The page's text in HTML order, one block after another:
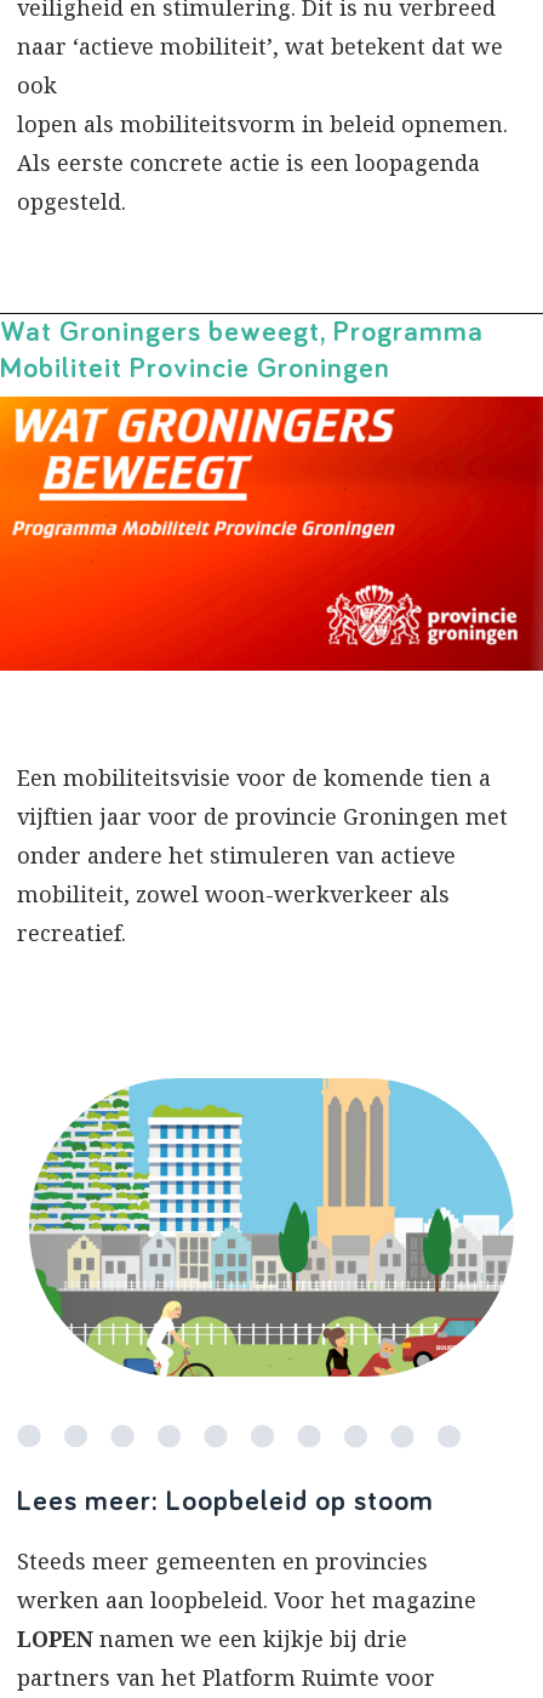
veiligheid en stimulering. Dit is nu verbreed
naar ‘actieve mobiliteit’, wat betekent dat we
ook
lopen als mobiliteitsvorm in beleid opnemen.
Als eerste concrete actie is een loopagenda
opgesteld.
Wat Groningers beweegt, Programma
Mobiliteit Provincie Groningen
Een mobiliteitsvisie voor de komende tien a
vijftien jaar voor de provincie Groningen met
onder andere het stimuleren van actieve
mobiliteit, zowel woon-werkverkeer als
recreatief.
Lees meer: Loopbeleid op stoom
Steeds meer gemeenten en provincies
werken aan loopbeleid. Voor het magazine
LOPEN namen we een kijkje bij drie
partners van het Platform Ruimte voor